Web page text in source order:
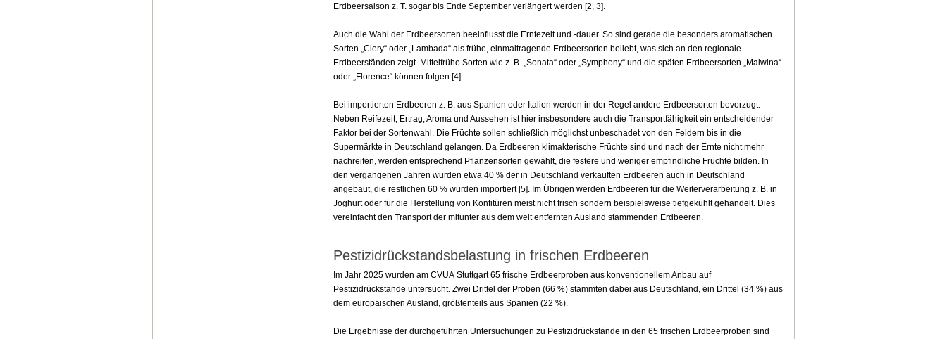
Erdbeersaison z. T. sogar bis Ende September verlängert werden [2, 3].
Auch die Wahl der Erdbeersorten beeinflusst die Erntezeit und -dauer. So sind gerade die besonders aromatischen
Sorten „Clery“ oder „Lambada“ als frühe, einmaltragende Erdbeersorten beliebt, was sich an den regionale
Erdbeerständen zeigt. Mittelfrühe Sorten wie z. B. „Sonata“ oder „Symphony“ und die späten Erdbeersorten „Malwina“
oder „Florence“ können folgen [4].
Bei importierten Erdbeeren z. B. aus Spanien oder Italien werden in der Regel andere Erdbeersorten bevorzugt.
Neben Reifezeit, Ertrag, Aroma und Aussehen ist hier insbesondere auch die Transportfähigkeit ein entscheidender
Faktor bei der Sortenwahl. Die Früchte sollen schließlich möglichst unbeschadet von den Feldern bis in die
Supermärkte in Deutschland gelangen. Da Erdbeeren klimakterische Früchte sind und nach der Ernte nicht mehr
nachreifen, werden entsprechend Pflanzensorten gewählt, die festere und weniger empfindliche Früchte bilden. In
den vergangenen Jahren wurden etwa 40 % der in Deutschland verkauften Erdbeeren auch in Deutschland
angebaut, die restlichen 60 % wurden importiert[5]. Im Übrigen werden Erdbeeren für die Weiterverarbeitung z. B. in
Joghurt oder für die Herstellung von Konfitüren meist nicht frisch sondern beispielsweise tiefgekühlt gehandelt. Dies
vereinfacht den Transport der mitunter aus dem weit entfernten Ausland stammenden Erdbeeren.
Pestizidrückstandsbelastung in frischen Erdbeeren
Im Jahr 2025 wurden am CVUA Stuttgart 65 frische Erdbeerproben aus konventionellem Anbau auf
Pestizidrückstände untersucht. Zwei Drittel der Proben (66 %) stammten dabei aus Deutschland, ein Drittel (34 %) aus
dem europäischen Ausland, größtenteils aus Spanien (22 %).
Die Ergebnisse der durchgeführten Untersuchungen zu Pestizidrückstände in den 65 frischen Erdbeerproben sind